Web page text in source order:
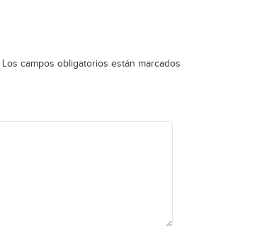
Los campos obligatorios están marcados